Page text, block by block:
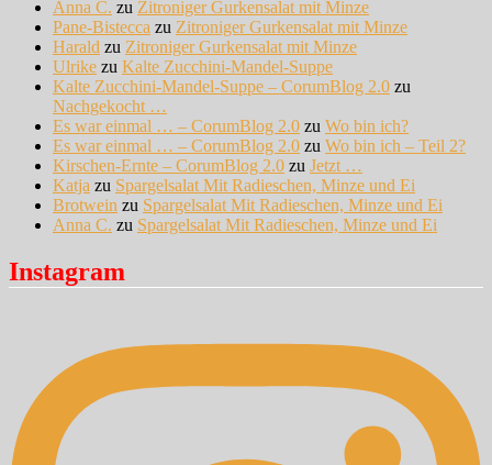
Anna C. zu Zitroniger Gurkensalat mit Minze
Pane-Bistecca zu Zitroniger Gurkensalat mit Minze
Harald zu Zitroniger Gurkensalat mit Minze
Ulrike zu Kalte Zucchini-Mandel-Suppe
Kalte Zucchini-Mandel-Suppe – CorumBlog 2.0 zu
Nachgekocht …
Es war einmal … – CorumBlog 2.0 zu Wo bin ich?
Es war einmal … – CorumBlog 2.0 zu Wo bin ich – Teil 2?
Kirschen-Ernte – CorumBlog 2.0 zu Jetzt …
Katja zu Spargelsalat Mit Radieschen, Minze und Ei
Brotwein zu Spargelsalat Mit Radieschen, Minze und Ei
Anna C. zu Spargelsalat Mit Radieschen, Minze und Ei
Instagram